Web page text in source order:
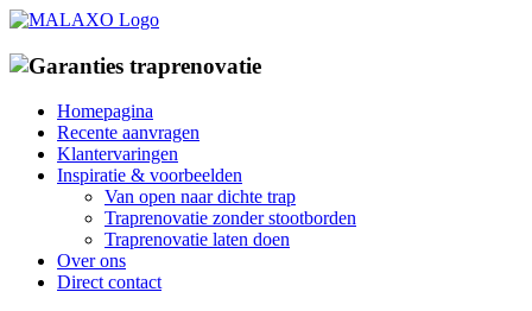
Ga
inhoud
Homepagina
Recente aanvragen
Klantervaringen
Inspiratie & voorbeelden
Van open naar dichte trap
Traprenovatie zonder stootborden
Traprenovatie laten doen
Over ons
Direct contact